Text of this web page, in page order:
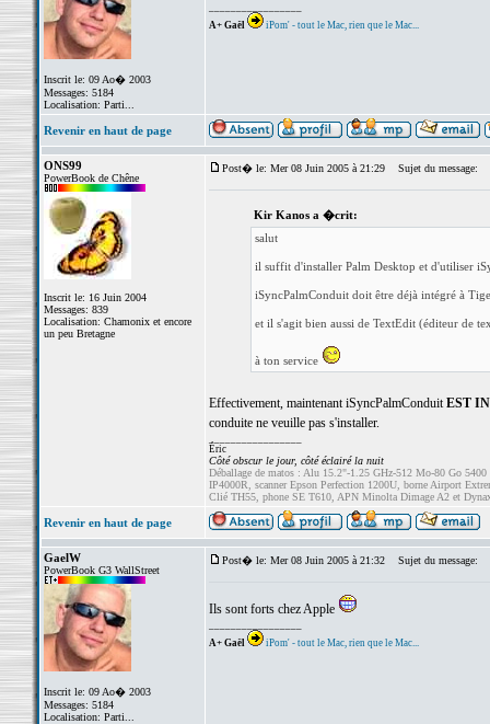
Inscrit le: 09 Ao� 2003
Messages: 5184
Localisation: Parti...
A+ Gaël
iPom' - tout le Mac, rien que le Mac...
Revenir en haut de page
ONS99
PowerBook de Chêne
Inscrit le: 16 Juin 2004
Messages: 839
Localisation: Chamonix et encore
un peu Bretagne
Post� le: Mer 08 Juin 2005 à 21:29 Sujet du message:
Kir Kanos a �crit:
salut
il suffit d'installer Palm Desktop et d'utiliser
iSyncPalmConduit doit être déjà intégré à
et il s'agit bien aussi de TextEdit (éditeur de
à ton service
Effectivement, maintenant iSyncPalmConduitEST
conduite ne veuille pas s'installer.
Éric
Côté obscur le jour, côté éclairé la nuit
Déballage de matos : Alu 15.2"-1.25 GHz-512 Mo-80 Go
IP4000R, scanner Epson Perfection 1200U, borne Airport
Clié TH55, phone SE T610, APN Minolta Dimage A2 et
Revenir en haut de page
GaelW
PowerBook G3 WallStreet
Inscrit le: 09 Ao� 2003
Messages: 5184
Localisation: Parti...
Post� le: Mer 08 Juin 2005 à 21:32 Sujet du message:
Ils sont forts chez Apple
A+ Gaël
iPom' - tout le Mac, rien que le Mac...